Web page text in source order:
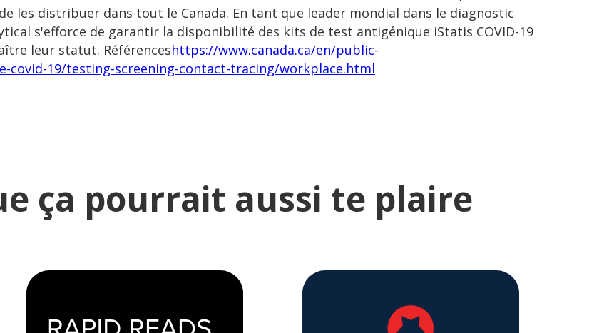
les distribuer dans tout le Canada. En tant que leader mondial dans le diagnostic
s'efforce de garantir la disponibilité des kits de test antigénique iStatis COVID-19
leur statut. Référenceshttps://www.canada.ca/en/public-
covid-19/testing-screening-contact-tracing/workplace.html
ça pourrait aussi te plaire